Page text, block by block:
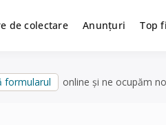
de colectare Anunțuri Top
formularul online și ne ocupăm